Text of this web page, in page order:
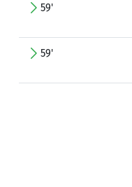
59'
59'